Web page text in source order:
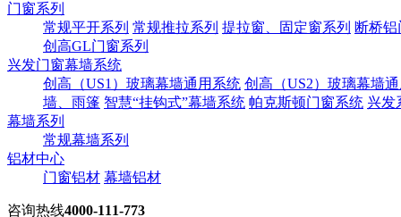
门窗系列
常规平开系列 常规推拉系列 提拉窗、固定窗系列 断桥铝
创高GL门窗系列
兴发门窗幕墙系统
创高（US1）玻璃幕墙通用系统 创高（US2）玻璃幕墙
墙、雨篷 智慧“挂钩式”幕墙系统 帕克斯顿门窗系统 兴发
幕墙系列
常规幕墙系列
铝材中心
门窗铝材 幕墙铝材
咨询热线4000-111-773